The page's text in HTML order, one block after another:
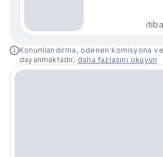
Konumlandırma, ödenen komisyona
dayanmaktadır. daha fazlasını okuyun